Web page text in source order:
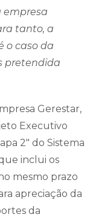
empresa
tanto, a
o caso da
pretendida
Gerestar,
Executivo
2" do Sistema
inclui os
mesmo prazo
apreciação da
da